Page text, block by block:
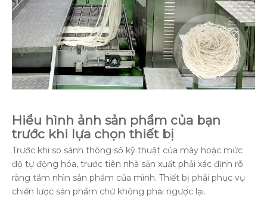
Hiểu hình ảnh sản phẩm của bạn
trước khi lựa chọn thiết bị
Trước khi so sánh thông số kỹ thuật của máy hoặc mức
độ tự động hóa, trước tiên nhà sản xuất phải xác định rõ
ràng tầm nhìn sản phẩm của mình. Thiết bị phải phục vụ
chiến lược sản phẩm chứ không phải ngược lại.